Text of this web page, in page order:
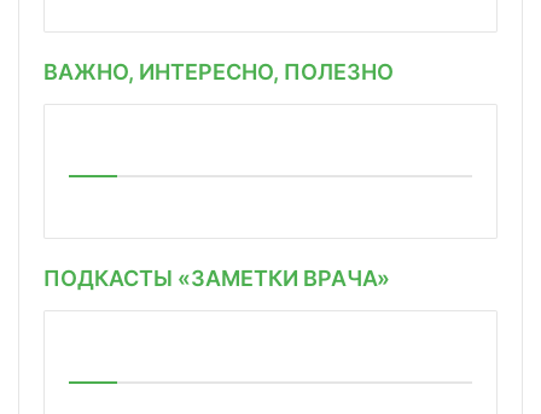
ВАЖНО, ИНТЕРЕСНО, ПОЛЕЗНО
ПОДКАСТЫ «ЗАМЕТКИ ВРАЧА»